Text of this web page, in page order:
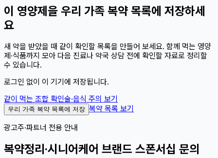
이 영양제 을 우리 가족 복약 목록에 저장하세
요
새 약을 받았을 때 같이 확인할 목록을 만들어 보세요. 함께 먹는 영양
제·식품까지 모아 다음 진료나 약국 상담 전에 확인할 자료로 정리할
수 있습니다.
로그인 없이 이 기기에 저장됩니다.
같이 먹는 조합 확인술·음식 주의 보기
우리 가족 복약 목록에 저장 복약 목록 보기
광고주·파트너 전용 안내
복약정리·시니어케어 브랜드 스폰서십 문의